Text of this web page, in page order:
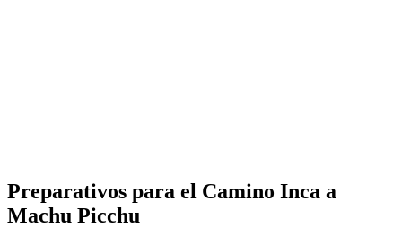
Preparativos para el Camino Inca a
Machu Picchu